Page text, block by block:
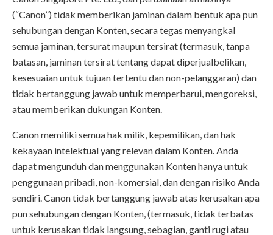
(“Canon”) tidak memberikan jaminan dalam bentuk apa pun
sehubungan dengan Konten, secara tegas menyangkal
semua jaminan, tersurat maupun tersirat (termasuk, tanpa
batasan, jaminan tersirat tentang dapat diperjualbelikan,
kesesuaian untuk tujuan tertentu dan non-pelanggaran) dan
tidak bertanggung jawab untuk memperbarui, mengoreksi,
atau memberikan dukungan Konten.
Canon memiliki semua hak milik, kepemilikan, dan hak
kekayaan intelektual yang relevan dalam Konten. Anda
dapat mengunduh dan menggunakan Konten hanya untuk
penggunaan pribadi, non-komersial, dan dengan risiko Anda
sendiri. Canon tidak bertanggung jawab atas kerusakan apa
pun sehubungan dengan Konten, (termasuk, tidak terbatas
untuk kerusakan tidak langsung, sebagian, ganti rugi atau